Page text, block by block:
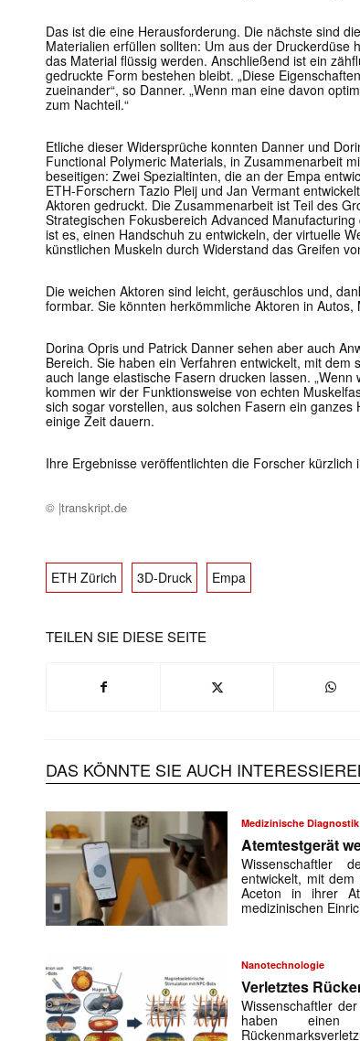
Das ist die eine Herausforderung. Die nächste sind
Materialien erfüllen sollten: Um aus der Druckerdüse
das Material flüssig werden. Anschließend ist ein
gedruckte Form bestehen bleibt. „Diese
zueinander“, so Danner. „Wenn man eine davon
zum Nachteil.“
Etliche dieser Widersprüche konnten Danner und
Functional Polymeric Materials, in Zusammenarbeit
beseitigen: Zwei Spezialtinten, die an der Empa
ETH-Forschern Tazio Pleij und Jan Vermant
Aktoren gedruckt. Die Zusammenarbeit ist Teil des
Strategischen Fokusbereich Advanced
ist es, einen Handschuh zu entwickeln, der virtuelle
künstlichen Muskeln durch Widerstand das Greifen
Die weichen Aktoren sind leicht, geräuschlos und,
formbar. Sie könnten herkömmliche Aktoren in
Dorina Opris und Patrick Danner sehen aber auch
Bereich. Sie haben ein Verfahren entwickelt, mit
auch lange elastische Fasern drucken lassen.
kommen wir der Funktionsweise von echten
sich sogar vorstellen, aus solchen Fasern ein
einige Zeit dauern.
Ihre Ergebnisse veröffentlichten die Forscher kürzlich
© |transkript.de
ETH Zürich 3D-Druck Empa
TEILEN SIE DIESE SEITE
DAS KÖNNTE SIE AUCH
Medizinische Diagnostik
Atemtestgerät
Wissenschaftler
entwickelt, mit
Aceton in ihrer
medizinischen
Nanotechnologie
Verletztes
Wissenschaftler
haben einen